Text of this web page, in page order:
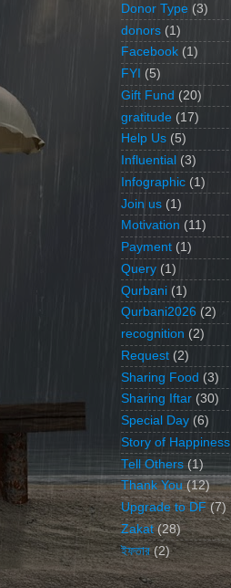
Donor Type (3)
donors (1)
Facebook (1)
FYI (5)
Gift Fund (20)
gratitude (17)
Help Us (5)
Influential (3)
Infographic (1)
Join us (1)
Motivation (11)
Payment (1)
Query (1)
Qurbani (1)
Qurbani2026 (2)
recognition (2)
Request (2)
Sharing Food (3)
Sharing Iftar (30)
Special Day (6)
Story of Happiness
Tell Others (1)
Thank You (12)
Upgrade to DF (7)
Zakat (28)
ইফতার (2)